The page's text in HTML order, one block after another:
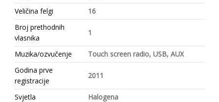
Veličina felgi
16
Broj prethodnih
vlasnika
1
Muzika/ozvučenje
Touch screen radio, USB, AUX
Godina prve
registracije
2011
Svjetla
Halogena